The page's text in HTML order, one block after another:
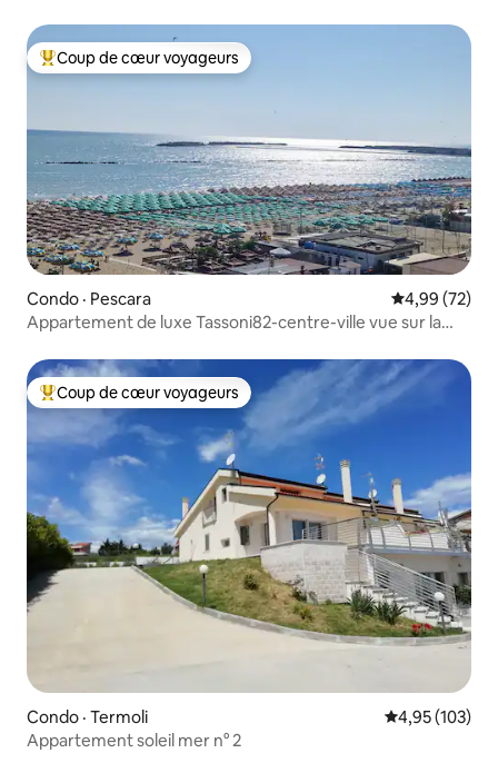
Coup de cœur voyageurs parmi les plus aimés
Coup de cœur voyageurs
Condo · Pescara Note
4,99 (72)
Appartement de luxe Tassoni82-centre-ville vue sur la
Coup de cœur voyageurs parmi les plus aimés
Coup de cœur voyageurs
Condo · Termoli Note
4,95 (103)
Appartement soleil mer n° 2